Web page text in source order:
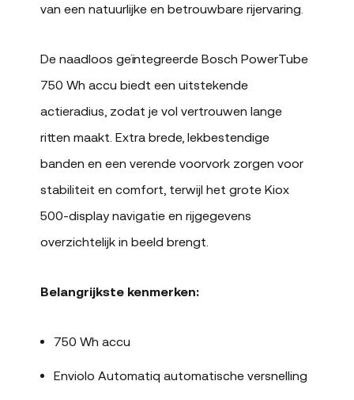
van een natuurlijke en betrouwbare rijervaring.
De naadloos geïntegreerde Bosch PowerTube
750 Wh accu biedt een uitstekende
actieradius, zodat je vol vertrouwen lange
ritten maakt. Extra brede, lekbestendige
banden en een verende voorvork zorgen voor
stabiliteit en comfort, terwijl het grote Kiox
500-display navigatie en rijgegevens
overzichtelijk in beeld brengt.
Belangrijkste kenmerken:
750 Wh accu
Enviolo Automatiq automatische versnelling